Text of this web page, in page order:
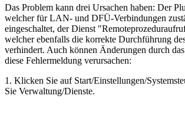
Das Problem kann drei Ursachen haben: Der
welcher für LAN- und DFÜ-Verbindungen
eingeschaltet, der Dienst
welcher ebenfalls die korrekte Durchführung
verhindert. Auch können Änderungen durch
diese Fehlermeldung verursachen:
1. Klicken Sie auf Start/Einstellungen/
Sie Verwaltung/Dienste.